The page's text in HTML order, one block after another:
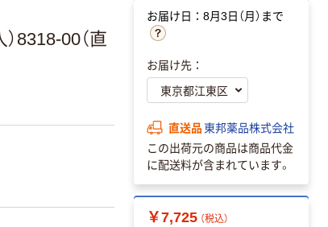
8318-00（直
お届け日：8月3日（月）まで
お届け先：
直送品 東邦薬品株式会社
この出荷元の商品は商品代金
に配送料が含まれています。
￥7,725 （税込）